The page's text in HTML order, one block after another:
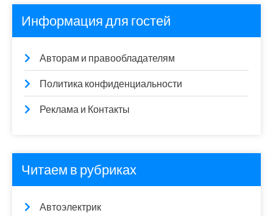
Информация для гостей
Авторам и правообладателям
Политика конфиденциальности
Реклама и Контакты
Читаем в рубриках
Автоэлектрик